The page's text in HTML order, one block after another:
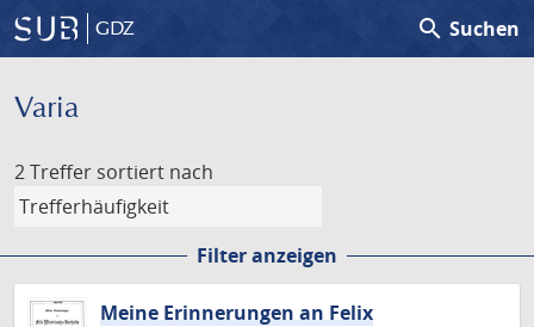
GDZ search Suchen
Varia
2 Treffer sortiert nach
Filter anzeigen
Meine Erinnerungen an Felix